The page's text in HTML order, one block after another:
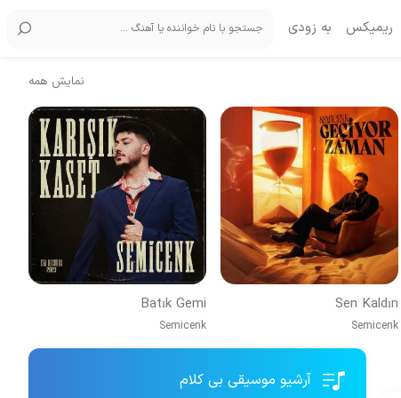
ریمیکس به زودی
نمایش همه
Sen Kaldın
Semicenk
Batık Gemi
Semicenk
آرشیو موسیقی بی کلام